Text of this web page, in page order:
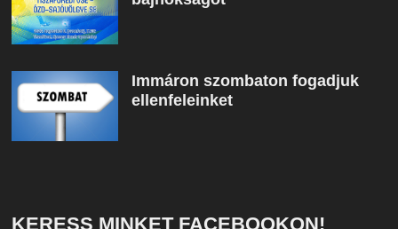
Immáron szombaton fogadjuk
ellenfeleinket
KERESS MINKET FACEBOOKON!